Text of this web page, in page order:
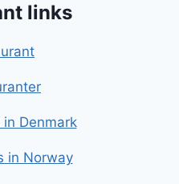
links
Denmark
in Norway